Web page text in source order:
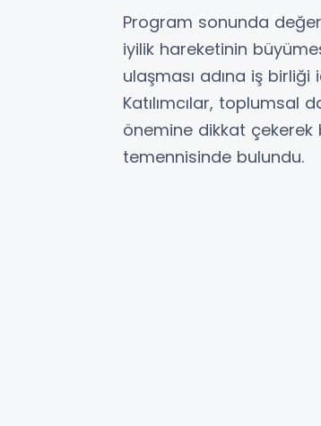
Program sonunda
iyilik hareketinin
ulaşması adına iş
Katılımcılar, toplumsal
önemine dikkat
temennisinde bulundu.